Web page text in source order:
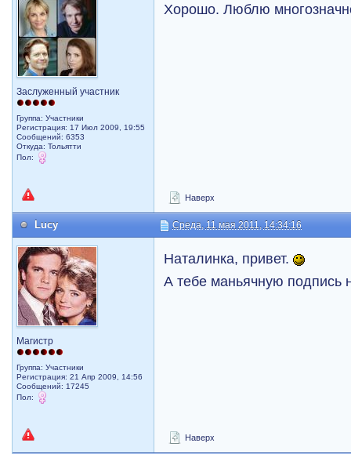
Заслуженный участник
Группа: Участники
Регистрация: 17 Июл 2009, 19:55
Сообщений: 6353
Откуда: Тольятти
Пол:
Хорошо. Люблю
Наверх
Lucy Среда, 11 мая 2011, 14:34:16
Магистр
Группа: Участники
Регистрация: 21 Апр 2009, 14:56
Сообщений: 17245
Пол:
Наталинка, привет.
А тебе маньячную подпись
Наверх